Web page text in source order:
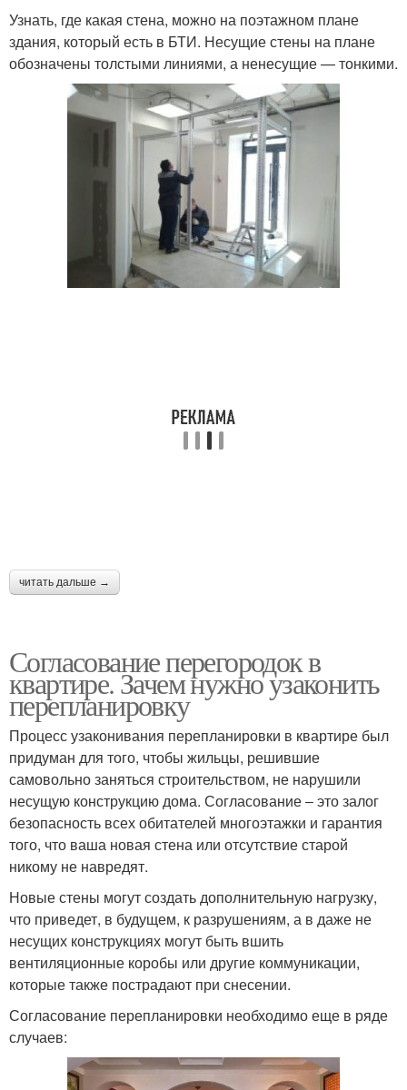
Новые стены
Узнать, где какая стена, можно на поэтажном плане
здания, который есть в БТИ. Несущие стены на плане
обозначены толстыми линиями, а ненесущие — тонкими.
читать дальше →
Согласование перегородок в
квартире. Зачем нужно узаконить
перепланировку
Процесс узаконивания перепланировки в квартире был
придуман для того, чтобы жильцы, решившие
самовольно заняться строительством, не нарушили
несущую конструкцию дома. Согласование ‒ это залог
безопасность всех обитателей многоэтажки и гарантия
того, что ваша новая стена или отсутствие старой
никому не навредят.
Новые стены могут создать дополнительную нагрузку,
что приведет, в будущем, к разрушениям, а в даже не
несущих конструкциях могут быть вшить
вентиляционные коробы или другие коммуникации,
которые также пострадают при снесении.
Согласование перепланировки необходимо еще в ряде
случаев: